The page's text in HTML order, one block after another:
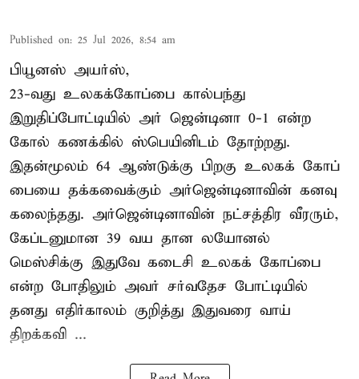
Published on: 25 Jul 2026, 8:54 am
பியூனஸ் அயர்ஸ்,
23-வது உலகக்கோப்பை கால்பந்து
இறுதிப்போட்டியில் அர் ஜென்டினா 0-1 என்ற
கோல் கணக்கில் ஸ்பெயினிடம் தோற்றது.
இதன்மூலம் 64 ஆண்டுக்கு பிறகு உலகக் கோப்
பையை தக்கவைக்கும் அர்ஜென்டினாவின் கனவு
கலைந்தது. அர்ஜென்டினாவின் நட்சத்திர வீரரும்,
கேப்டனுமான 39 வய தான லயோனல்
மெஸ்சிக்கு இதுவே கடைசி உலகக் கோப்பை
என்ற போதிலும் அவர் சர்வதேச போட்டியில்
தனது எதிர்காலம் குறித்து இதுவரை வாய்
திறக்கவி ...